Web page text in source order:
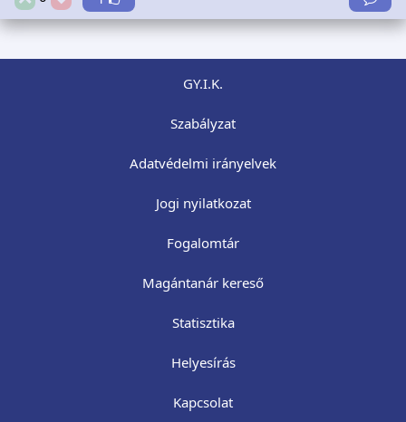
GY.I.K.
Szabályzat
Adatvédelmi irányelvek
Jogi nyilatkozat
Fogalomtár
Magántanár kereső
Statisztika
Helyesírás
Kapcsolat